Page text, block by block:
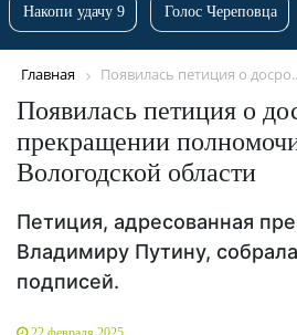
Накопи удачу 9 Голос Череповца
Главная Появилась петиция о
Появилась петиция о
прекращении
Вологодской области
Петиция, адресованная
Владимиру Путину,
подписей.